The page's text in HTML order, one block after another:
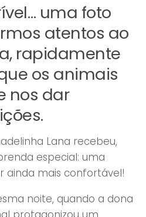
uma foto
atentos ao
rapidamente
os animais
nos dar
Lana recebeu,
especial: uma
ainda mais confortável!
noite, quando a dona